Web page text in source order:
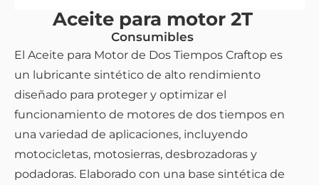
Aceite para motor 2T
Consumibles
El Aceite para Motor de Dos Tiempos Craftop es
un lubricante sintético de alto rendimiento
diseñado para proteger y optimizar el
funcionamiento de motores de dos tiempos en
una variedad de aplicaciones, incluyendo
motocicletas, motosierras, desbrozadoras y
podadoras. Elaborado con una base sintética de